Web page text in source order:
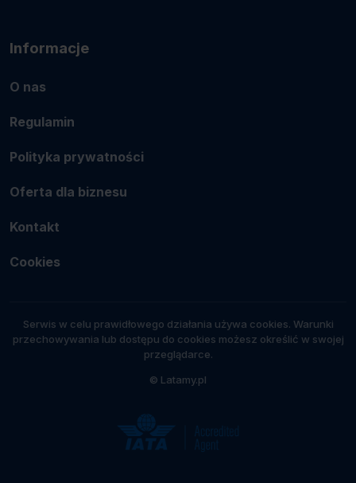
Informacje
O nas
Regulamin
Polityka prywatności
Oferta dla biznesu
Kontakt
Cookies
Serwis w celu prawidłowego działania używa cookies. Warunki
przechowywania lub dostępu do cookies możesz określić w swojej
przeglądarce.
© Latamy.pl